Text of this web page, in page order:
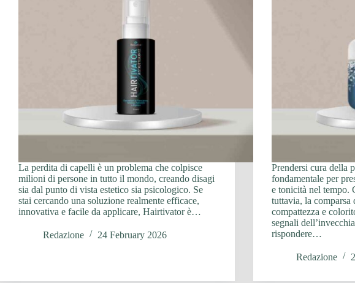
La perdita di capelli è un problema che colpisce
milioni di persone in tutto il mondo, creando disagi
sia dal punto di vista estetico sia psicologico. Se
stai cercando una soluzione realmente efficace,
innovativa e facile da applicare, Hairtivator è…
Redazione 24 February 2026
Prendersi cura della
fondamentale per
e tonicità nel tempo.
tuttavia, la comparsa
compattezza e
segnali
rispondere…
Redazione